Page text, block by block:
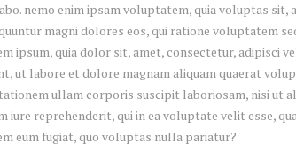
nemo enim ipsam voluptatem, quia voluptas sit,
magni dolores eos, qui ratione voluptatem
ipsum, quia dolor sit, amet, consectetur, adipisci
ut labore et dolore magnam aliquam quaerat
ullam corporis suscipit laboriosam, nisi ut
iure reprehenderit, qui in ea voluptate velit esse,
eum fugiat, quo voluptas nulla pariatur?